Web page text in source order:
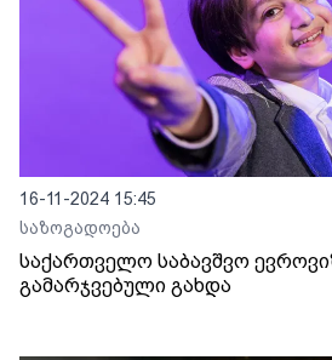
16-11-2024 15:45
საზოგადოება
საქართველო საბავშვო
გამარჯვებული გახდა